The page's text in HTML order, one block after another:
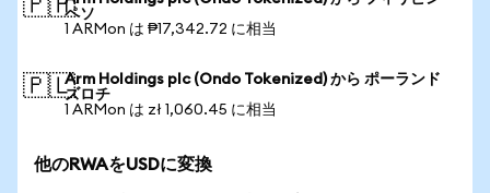
🇵🇭ペソ
1 ARMon は ₱17,342.72 に相当
🇵🇱Arm Holdings plc (Ondo Tokenized) から ポーランド
ズロチ
1 ARMon は zł 1,060.45 に相当
他のRWAをUSDに変換